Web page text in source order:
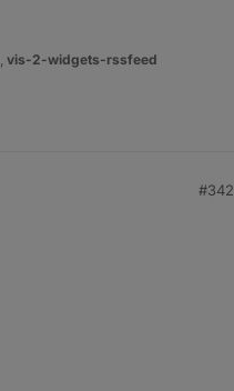
vis-2-widgets-rssfeed
#342